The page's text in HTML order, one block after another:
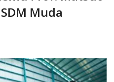
Muda